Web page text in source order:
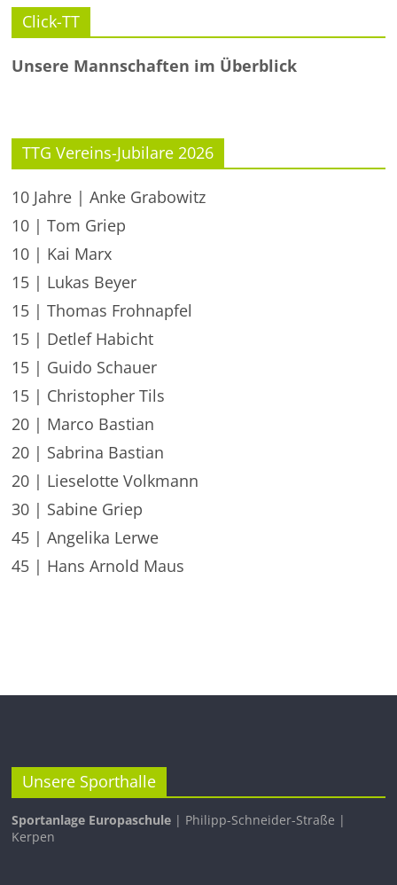
Click-TT
Unsere Mannschaften im Überblick
TTG Vereins-Jubilare 2026
10 Jahre | Anke Grabowitz
10 | Tom Griep
10 | Kai Marx
15 | Lukas Beyer
15 | Thomas Frohnapfel
15 | Detlef Habicht
15 | Guido Schauer
15 | Christopher Tils
20 | Marco Bastian
20 | Sabrina Bastian
20 | Lieselotte Volkmann
30 | Sabine Griep
45 | Angelika Lerwe
45 | Hans Arnold Maus
Unsere Sporthalle
Sportanlage Europaschule | Philipp-Schneider-Straße |
Kerpen